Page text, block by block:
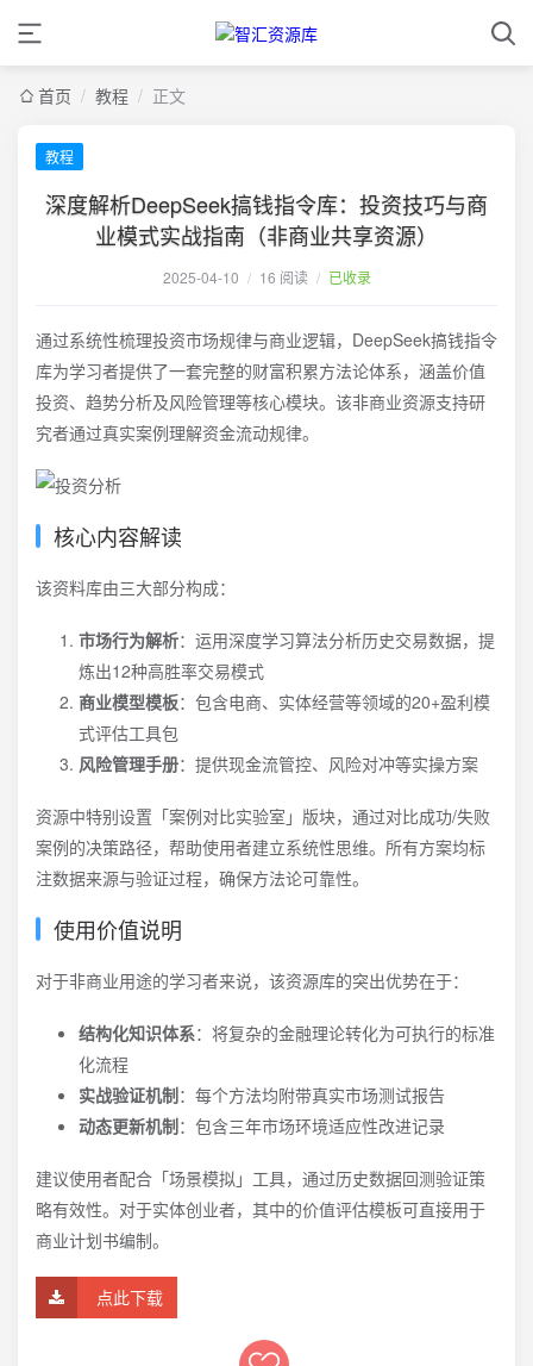
首页 / 教程 / 正文
教程
深度解析DeepSeek搞钱指令库：投资技巧与商
业模式实战指南（非商业共享资源）
2025-04-10 / 16 阅读 / 已收录
通过系统性梳理投资市场规律与商业逻辑，DeepSeek搞钱指令
库为学习者提供了一套完整的财富积累方法论体系，涵盖价值
投资、趋势分析及风险管理等核心模块。该非商业资源支持研
究者通过真实案例理解资金流动规律。
核心内容解读
该资料库由三大部分构成：
市场行为解析：运用深度学习算法分析历史交易数据，提
炼出12种高胜率交易模式
商业模型模板：包含电商、实体经营等领域的20+盈利模
式评估工具包
风险管理手册：提供现金流管控、风险对冲等实操方案
资源中特别设置「案例对比实验室」版块，通过对比成功/失败
案例的决策路径，帮助使用者建立系统性思维。所有方案均标
注数据来源与验证过程，确保方法论可靠性。
使用价值说明
对于非商业用途的学习者来说，该资源库的突出优势在于：
结构化知识体系：将复杂的金融理论转化为可执行的标准
化流程
实战验证机制：每个方法均附带真实市场测试报告
动态更新机制：包含三年市场环境适应性改进记录
建议使用者配合「场景模拟」工具，通过历史数据回测验证策
略有效性。对于实体创业者，其中的价值评估模板可直接用于
商业计划书编制。
点此下载